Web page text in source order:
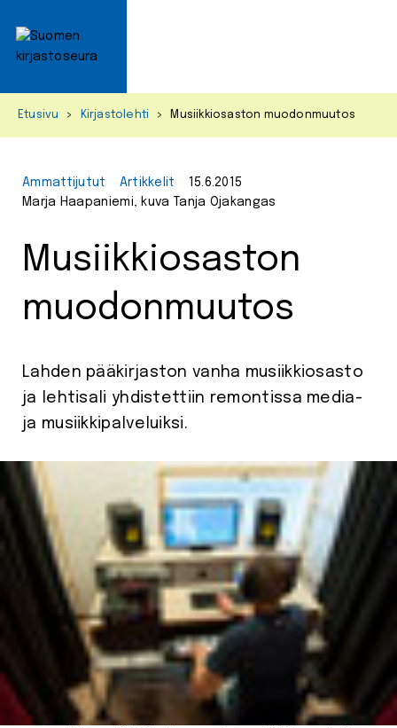
Etusivu > Kirjastolehti > Musiikkiosaston muodonmuutos
Ammattijutut Artikkelit
15.6.2015
Marja Haapaniemi, kuva Tanja Ojakangas
Musiikkiosaston
muodonmuutos
Lahden pääkirjaston vanha musiikkiosasto
ja lehtisali yhdistettiin remontissa media-
ja musiikkipalveluiksi.